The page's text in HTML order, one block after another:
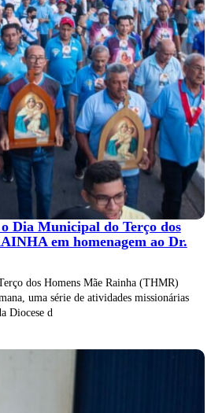
Dia Municipal do Terço dos
em homenagem ao Dr.
dos Homens Mãe Rainha (THMR)
uma série de atividades missionárias
Diocese d